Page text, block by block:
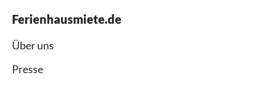
Ferienhausmiete.de
Über uns
Presse